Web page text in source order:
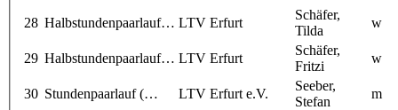
28 Halbstundenpaarlauf… LTV Erfurt
Schäfer,
Tilda
w
29 Halbstundenpaarlauf… LTV Erfurt
Schäfer,
Fritzi
w
30 Stundenpaarlauf (… LTV Erfurt e.V.
Seeber,
Stefan
m